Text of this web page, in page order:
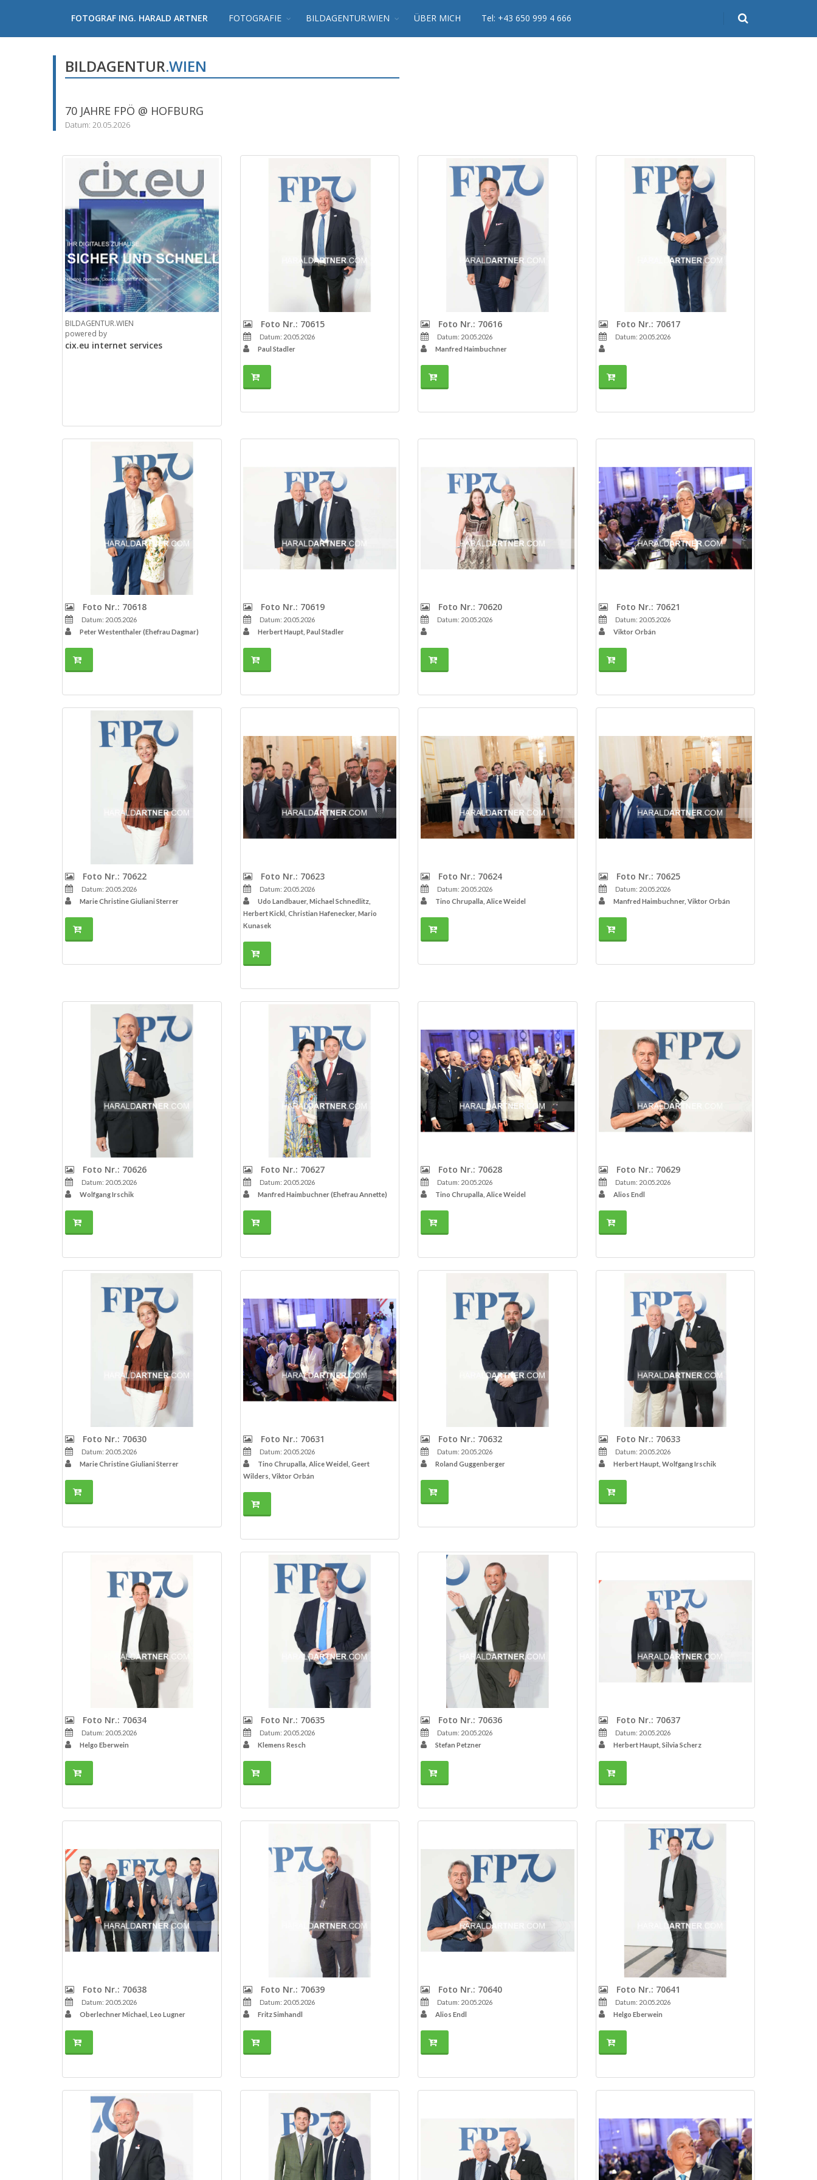
FOTOGRAF ING. HARALD ARTNER FOTOGRAFIE BILDAGENTUR.WIEN ÜBER MICH Tel: +43 650 999 4 666
BILDAGENTUR.WIEN
70 JAHRE FPÖ @ HOFBURG
Datum: 20.05.2026
BILDAGENTUR.WIEN
powered by
cix.eu internet services
Foto Nr.: 70615
Datum: 20.05.2026
Paul Stadler
Foto Nr.: 70616
Datum: 20.05.2026
Manfred Haimbuchner
Foto Nr.: 70617
Datum: 20.05.2026
Foto Nr.: 70618
Datum: 20.05.2026
Peter Westenthaler (Ehefrau Dagmar)
Foto Nr.: 70619
Datum: 20.05.2026
Herbert Haupt, Paul Stadler
Foto Nr.: 70620
Datum: 20.05.2026
Foto Nr.: 70621
Datum: 20.05.2026
Viktor Orbán
Foto Nr.: 70622
Datum: 20.05.2026
Marie Christine Giuliani Sterrer
Foto Nr.: 70623
Datum: 20.05.2026
Udo Landbauer, Michael Schnedlitz,
Herbert Kickl, Christian Hafenecker, Mario
Kunasek
Foto Nr.: 70624
Datum: 20.05.2026
Tino Chrupalla, Alice Weidel
Foto Nr.: 70625
Datum: 20.05.2026
Manfred Haimbuchner, Viktor Orbán
Foto Nr.: 70626
Datum: 20.05.2026
Wolfgang Irschik
Foto Nr.: 70627
Datum: 20.05.2026
Manfred Haimbuchner (Ehefrau Annette)
Foto Nr.: 70628
Datum: 20.05.2026
Tino Chrupalla, Alice Weidel
Foto Nr.: 70629
Datum: 20.05.2026
Alios Endl
Foto Nr.: 70630
Datum: 20.05.2026
Marie Christine Giuliani Sterrer
Foto Nr.: 70631
Datum: 20.05.2026
Tino Chrupalla, Alice Weidel, Geert
Wilders, Viktor Orbán
Foto Nr.: 70632
Datum: 20.05.2026
Roland Guggenberger
Foto Nr.: 70633
Datum: 20.05.2026
Herbert Haupt, Wolfgang Irschik
Foto Nr.: 70634
Datum: 20.05.2026
Helgo Eberwein
Foto Nr.: 70635
Datum: 20.05.2026
Klemens Resch
Foto Nr.: 70636
Datum: 20.05.2026
Stefan Petzner
Foto Nr.: 70637
Datum: 20.05.2026
Herbert Haupt, Silvia Scherz
Foto Nr.: 70638
Datum: 20.05.2026
Oberlechner Michael, Leo Lugner
Foto Nr.: 70639
Datum: 20.05.2026
Fritz Simhandl
Foto Nr.: 70640
Datum: 20.05.2026
Alios Endl
Foto Nr.: 70641
Datum: 20.05.2026
Helgo Eberwein